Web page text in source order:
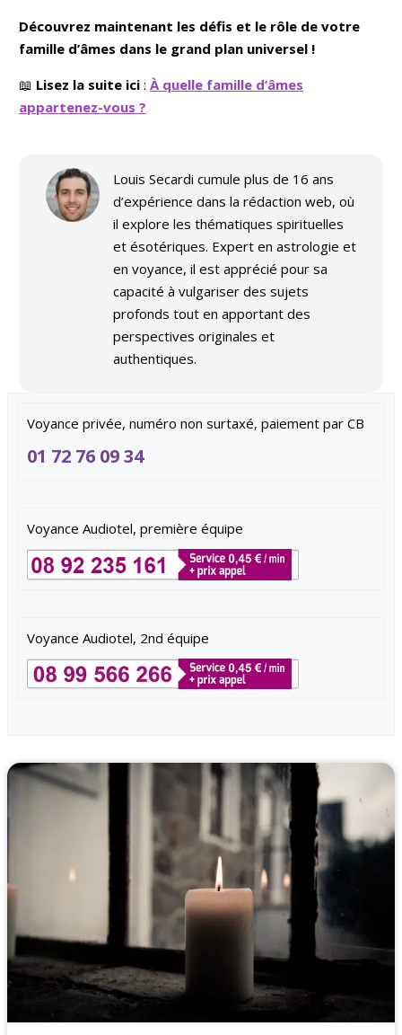
Voyance privée, numéro non surtaxé, paiement par CB
01 72 76 09 34
Voyance Audiotel, première équipe
Voyance Audiotel, 2nd équipe
Découvrez maintenant les défis et le rôle de votre
famille d’âmes dans le grand plan universel !
📖 Lisez la suite ici : À quelle famille d’âmes
appartenez-vous ?
Louis Secardi cumule plus de 16 ans
d’expérience dans la rédaction web, où
il explore les thématiques spirituelles
et ésotériques. Expert en astrologie et
en voyance, il est apprécié pour sa
capacité à vulgariser des sujets
profonds tout en apportant des
perspectives originales et
authentiques.